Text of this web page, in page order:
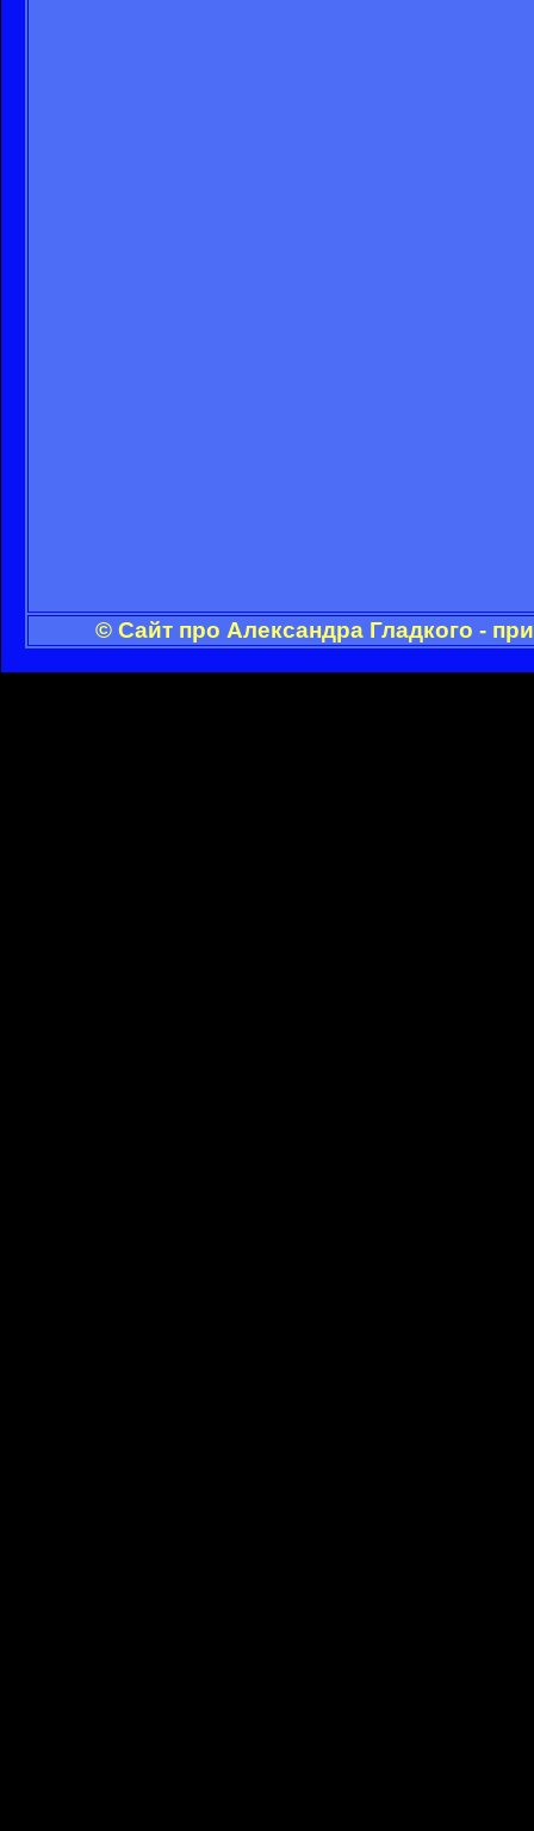
© Сайт про Александра Гладкого -